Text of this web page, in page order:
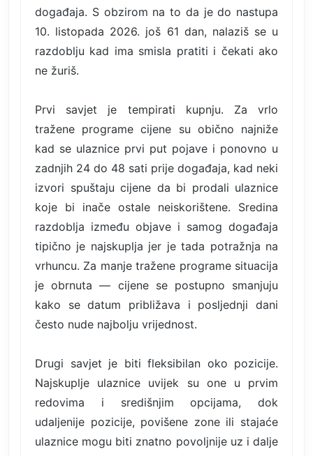
događaja. S obzirom na to da je do nastupa
10. listopada 2026. još 61 dan, nalaziš se u
razdoblju kad ima smisla pratiti i čekati ako
ne žuriš.
Prvi savjet je tempirati kupnju. Za vrlo
tražene programe cijene su obično najniže
kad se ulaznice prvi put pojave i ponovno u
zadnjih 24 do 48 sati prije događaja, kad neki
izvori spuštaju cijene da bi prodali ulaznice
koje bi inače ostale neiskorištene. Sredina
razdoblja između objave i samog događaja
tipično je najskuplja jer je tada potražnja na
vrhuncu. Za manje tražene programe situacija
je obrnuta — cijene se postupno smanjuju
kako se datum približava i posljednji dani
često nude najbolju vrijednost.
Drugi savjet je biti fleksibilan oko pozicije.
Najskuplje ulaznice uvijek su one u prvim
redovima i središnjim opcijama, dok
udaljenije pozicije, povišene zone ili stajaće
ulaznice mogu biti znatno povoljnije uz i dalje